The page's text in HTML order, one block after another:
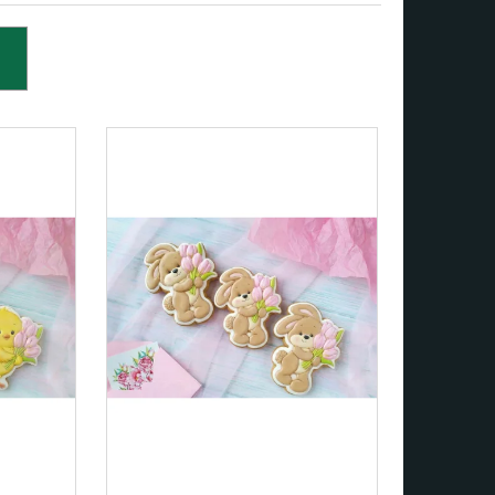
MEDVÍDEK